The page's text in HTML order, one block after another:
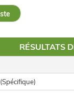
RÉSULTATS